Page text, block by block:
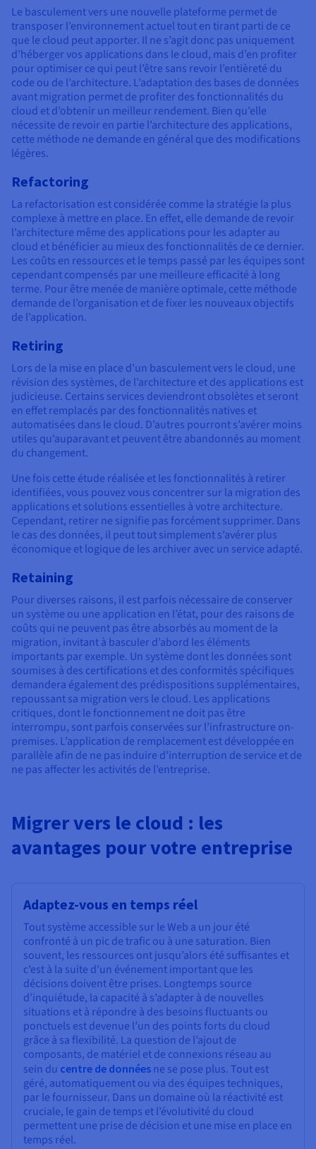
Le basculement vers une nouvelle plateforme permet de
transposer l’environnement actuel tout en tirant parti de ce
que le cloud peut apporter. Il ne s’agit donc pas uniquement
d’héberger vos applications dans le cloud, mais d’en profiter
pour optimiser ce qui peut l’être sans revoir l’entièreté du
code ou de l’architecture. L’adaptation des bases de données
avant migration permet de profiter des fonctionnalités du
cloud et d’obtenir un meilleur rendement. Bien qu’elle
nécessite de revoir en partie l’architecture des applications,
cette méthode ne demande en général que des modifications
légères.
Refactoring
La refactorisation est considérée comme la stratégie la plus
complexe à mettre en place. En effet, elle demande de revoir
l’architecture même des applications pour les adapter au
cloud et bénéficier au mieux des fonctionnalités de ce dernier.
Les coûts en ressources et le temps passé par les équipes sont
cependant compensés par une meilleure efficacité à long
terme. Pour être menée de manière optimale, cette méthode
demande de l’organisation et de fixer les nouveaux objectifs
de l’application.
Retiring
Lors de la mise en place d’un basculement vers le cloud, une
révision des systèmes, de l’architecture et des applications est
judicieuse. Certains services deviendront obsolètes et seront
en effet remplacés par des fonctionnalités natives et
automatisées dans le cloud. D’autres pourront s’avérer moins
utiles qu’auparavant et peuvent être abandonnés au moment
du changement.
Une fois cette étude réalisée et les fonctionnalités à retirer
identifiées, vous pouvez vous concentrer sur la migration des
applications et solutions essentielles à votre architecture.
Cependant, retirer ne signifie pas forcément supprimer. Dans
le cas des données, il peut tout simplement s’avérer plus
économique et logique de les archiver avec un service adapté.
Retaining
Pour diverses raisons, il est parfois nécessaire de conserver
un système ou une application en l’état, pour des raisons de
coûts qui ne peuvent pas être absorbés au moment de la
migration, invitant à basculer d’abord les éléments
importants par exemple. Un système dont les données sont
soumises à des certifications et des conformités spécifiques
demandera également des prédispositions supplémentaires,
repoussant sa migration vers le cloud. Les applications
critiques, dont le fonctionnement ne doit pas être
interrompu, sont parfois conservées sur l’infrastructure on-
premises. L’application de remplacement est développée en
parallèle afin de ne pas induire d’interruption de service et de
ne pas affecter les activités de l’entreprise.
Migrer vers le cloud : les
avantages pour votre entreprise
Adaptez-vous en temps réel
Tout système accessible sur le Web a un jour été
confronté à un pic de trafic ou à une saturation. Bien
souvent, les ressources ont jusqu’alors été suffisantes et
c’est à la suite d’un événement important que les
décisions doivent être prises. Longtemps source
d’inquiétude, la capacité à s’adapter à de nouvelles
situations et à répondre à des besoins fluctuants ou
ponctuels est devenue l’un des points forts du cloud
grâce à sa flexibilité. La question de l’ajout de
composants, de matériel et de connexions réseau au
sein du centre de données ne se pose plus. Tout est
géré, automatiquement ou via des équipes techniques,
par le fournisseur. Dans un domaine où la réactivité est
cruciale, le gain de temps et l’évolutivité du cloud
permettent une prise de décision et une mise en place en
temps réel.